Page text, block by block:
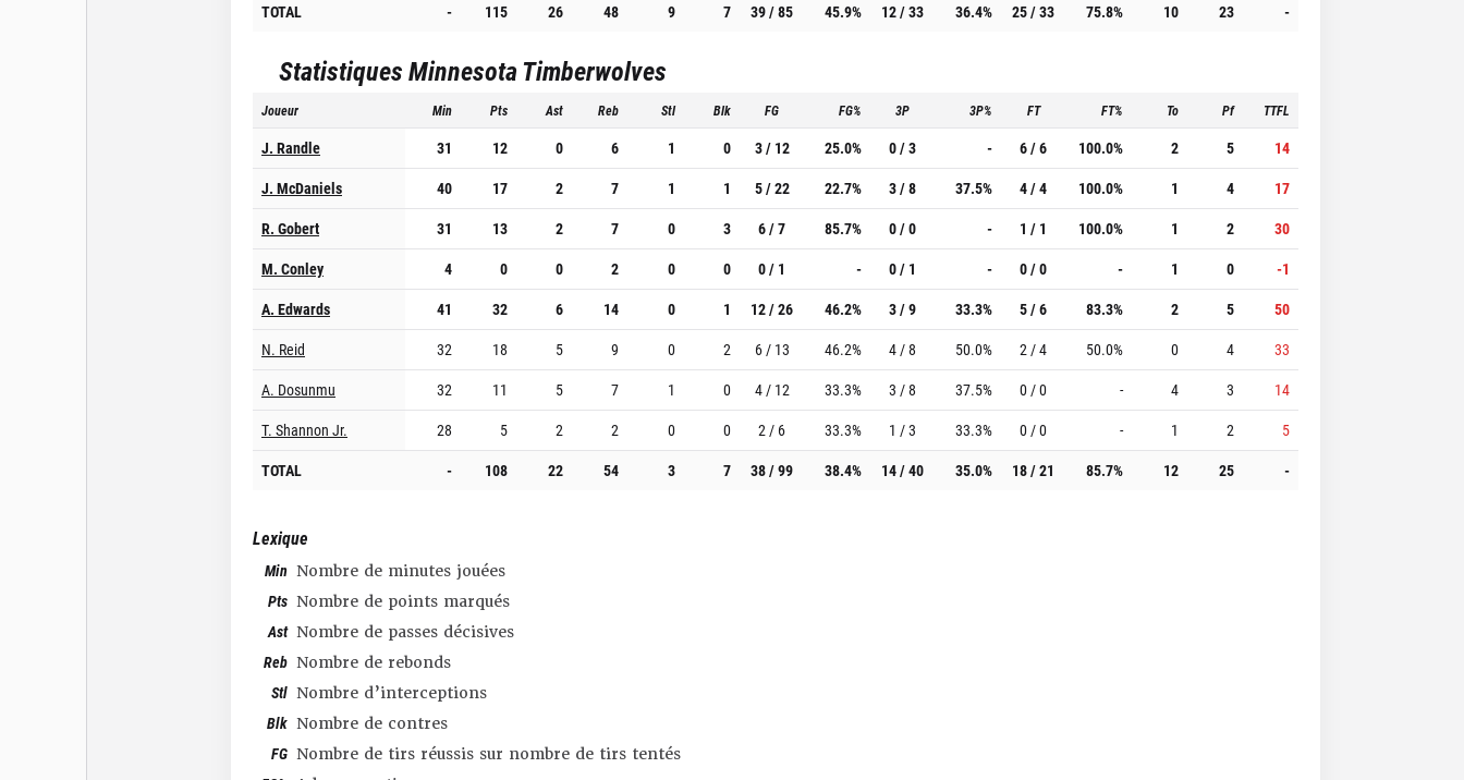
TOTAL
- 115 26 48 9 7 39 / 85 45.9% 12 / 33 36.4% 25 / 33 75.8% 10 23 -
StatistiquesMinnesota Timberwolves
Joueur Min Pts Ast Reb Stl Blk FG FG% 3P 3P% FT FT% To Pf TTFL
J. Randle 31 12 0 6 1 0 3 / 12 25.0% 0 / 3 - 6 / 6 100.0% 2 5
14
J. McDaniels
40 17 2 7 1 1 5 / 22 22.7% 3 / 8 37.5% 4 / 4 100.0% 1 4
17
R. Gobert
31 13 2 7 0 3 6 / 7 85.7% 0 / 0 - 1 / 1 100.0% 1 2
30
M. Conley
4 0 0 2 0 0 0 / 1 - 0 / 1 - 0 / 0 - 1 0
-1
A. Edwards
41 32 6 14 0 1 12 / 26 46.2% 3 / 9 33.3% 5 / 6 83.3% 2 5
50
N. Reid
32 18 5 9 0 2 6 / 13 46.2% 4 / 8 50.0% 2 / 4 50.0% 0 4
33
A. Dosunmu
32 11 5 7 1 0 4 / 12 33.3% 3 / 8 37.5% 0 / 0 - 4 3
14
T. Shannon Jr.
28 5 2 2 0 0 2 / 6 33.3% 1 / 3 33.3% 0 / 0 - 1 2
5
TOTAL
- 108 22 54 3 7 38 / 99 38.4% 14 / 40 35.0% 18 / 21 85.7% 12 25 -
Lexique
Min Nombre de minutes jouées
Pts Nombre de points marqués
Ast Nombre de passes décisives
Reb Nombre de rebonds
Stl Nombre d’interceptions
Blk Nombre de contres
FG Nombre de tirs réussis sur nombre de tirs tentés